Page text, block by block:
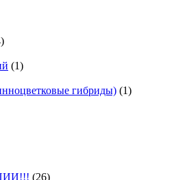
(1)
гибриды) (1)
(26)